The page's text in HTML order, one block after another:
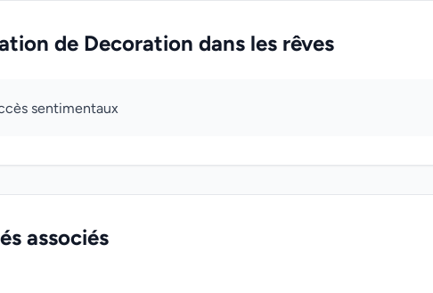
de Decoration dans les rêves
sentimentaux
associés